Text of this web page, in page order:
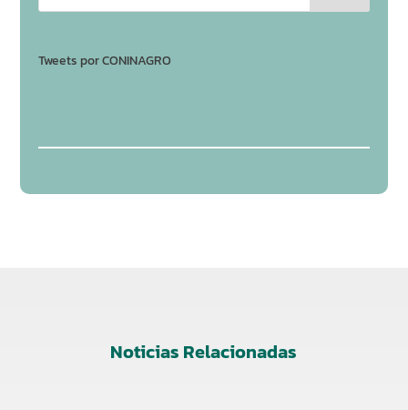
Tweets por CONINAGRO
Noticias Relacionadas